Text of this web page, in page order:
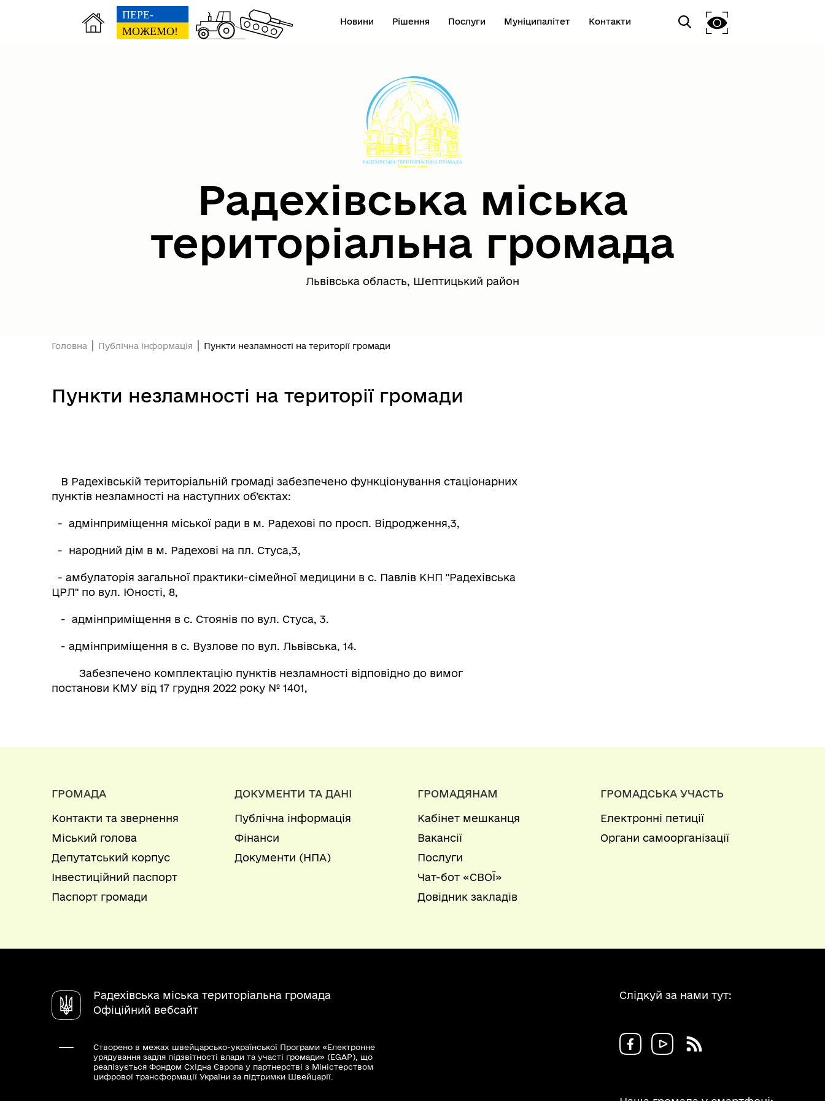
Новини Рішення Послуги Муніципалітет Контакти
Радехівська міська
територіальна громада
Львівська область, Шептицький район
Головна Публічна інформація Пункти незламності на території громади
Пункти незламності на території громади
В Радехівській територіальній громаді забезпечено функціонування стаціонарних
пунктів незламності на наступних об’єктах:
- адмінприміщення міської ради в м. Радехові по просп. Відродження,3,
- народний дім в м. Радехові на пл. Стуса,3,
- амбулаторія загальної практики-сімейної медицини в с. Павлів КНП "Радехівська
ЦРЛ" по вул. Юності, 8,
- адмінприміщення в с. Стоянів по вул. Стуса, 3.
- адмінприміщення в с. Вузлове по вул. Львівська, 14.
Забезпечено комплектацію пунктів незламності відповідно до вимог
постанови КМУ від 17 грудня 2022 року № 1401,
ГРОМАДА
Контакти та звернення
Міський голова
Депутатський корпус
Інвестиційний паспорт
Паспорт громади
ДОКУМЕНТИ ТА ДАНІ
Публічна інформація
Фінанси
Документи (НПА)
ГРОМАДЯНАМ
Кабінет мешканця
Вакансії
Послуги
Чат-бот «СВОЇ»
Довідник закладів
ГРОМАДСЬКА УЧАСТЬ
Електронні петиції
Органи самоорганізації
Радехівська міська територіальна громада
Офіційний вебсайт
Створено в межах швейцарсько-української Програми «Електронне
урядування задля підзвітності влади та участі громади» (EGAP), що
реалізується Фондом Східна Європа у партнерстві з Міністерством
цифрової трансформації України за підтримки Швейцарії.
Слідкуй за нами тут: